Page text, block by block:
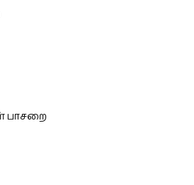
பாசறை